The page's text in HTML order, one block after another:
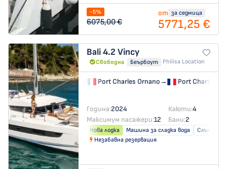
-5%
6075,00 €
от за седмица
5771,25 €
Bali 4.2 Vincy
Свободна Беърбоут Philisa Location
Port Charles Ornano→ Port Charles
Година:2024 Каюти:4
Максимум пасажери:12 Бани:2
Нова лодка Машина за сладка вода
Слънчеви
Незабавна резервация